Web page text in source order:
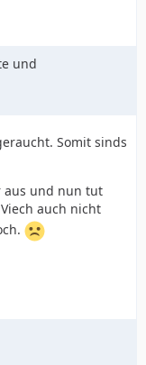
und
Somit sinds
aus und nun tut
auch nicht